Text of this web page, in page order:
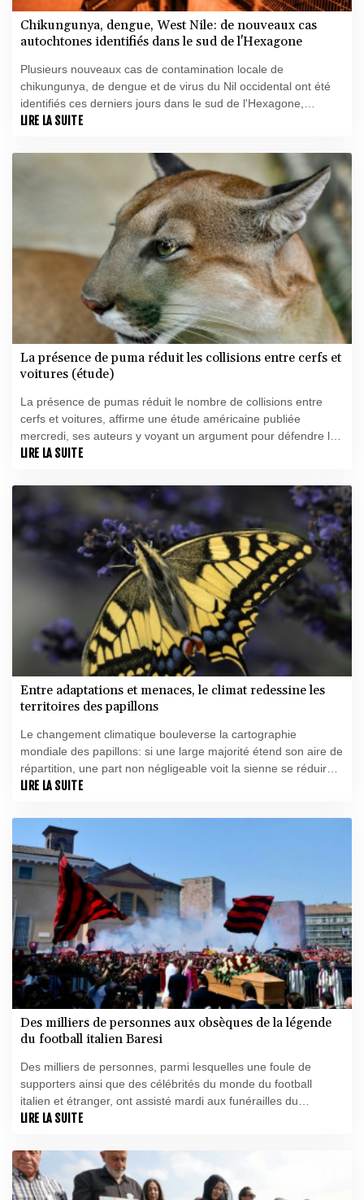
Chikungunya, dengue, West Nile: de nouveaux cas
autochtones identifiés dans le sud de l'Hexagone
Plusieurs nouveaux cas de contamination locale de
chikungunya, de dengue et de virus du Nil occidental ont été
identifiés ces derniers jours dans le sud de l'Hexagone,
indique Santé publique France.
LIRE LA SUITE
La présence de puma réduit les collisions entre cerfs et
voitures (étude)
La présence de pumas réduit le nombre de collisions entre
cerfs et voitures, affirme une étude américaine publiée
mercredi, ses auteurs y voyant un argument pour défendre les
bienfaits que ce type de prédateurs apporte à la société.
LIRE LA SUITE
Entre adaptations et menaces, le climat redessine les
territoires des papillons
Le changement climatique bouleverse la cartographie
mondiale des papillons: si une large majorité étend son aire de
répartition, une part non négligeable voit la sienne se réduire,
ce qui pourrait à terme menacer la survie de ces insectes,
LIRE LA SUITE
Des milliers de personnes aux obsèques de la légende
du football italien Baresi
Des milliers de personnes, parmi lesquelles une foule de
supporters ainsi que des célébrités du monde du football
italien et étranger, ont assisté mardi aux funérailles du
légendaire défenseur et capitaine de l'AC Milan, Franco
LIRE LA SUITE